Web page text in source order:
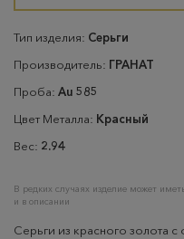
Тип изделия: Серьги
Производитель: ГРАНАТ
Проба: Au 585
Цвет Металла: Красный
Вес: 2.94
В редких случаях изделие может
и в описании
Серьги из красного золота